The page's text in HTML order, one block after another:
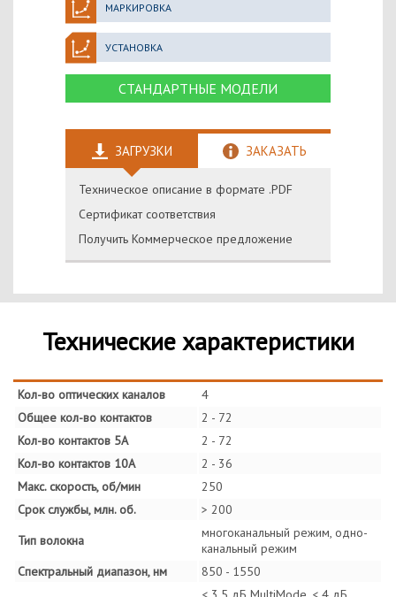
МАРКИРОВКА
УСТАНОВКА
СТАНДАРТНЫЕ МОДЕЛИ
ЗАГРУЗКИ ЗАКАЗАТЬ
Техническое описание в формате .PDF
Сертификат соответствия
Получить Коммерческое предложение
Технические характеристики
Кол-во оптических каналов
4
Общее кол-во контактов
2 - 72
Кол-во контактов 5А
2 - 72
Кол-во контактов 10А
2 - 36
Макс. скорость, об/мин
250
Срок службы, млн. об.
> 200
Тип волокна
многоканальный режим, одно-
канальный режим
Спектральный диапазон, нм
850 - 1550